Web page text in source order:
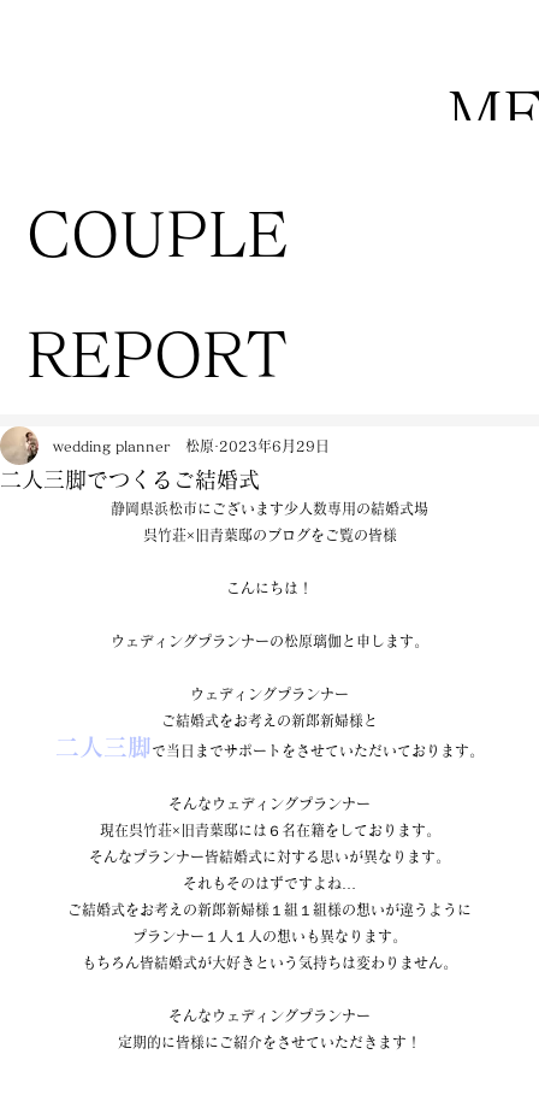
COUPLE
REPORT
二人三脚でつくるご結婚式
wedding planner 松原 2023年6月29日
静岡県浜松市にございます少人数専用の結婚式場
呉竹荘×旧青葉邸のブログをご覧の皆様
こんにちは！
ウェディングプランナーの松原璃伽と申します。
ウェディングプランナー
ご結婚式をお考えの新郎新婦様と
二人三脚で当日までサポートをさせていただいております。
そんなウェディングプランナー
現在呉竹荘×旧青葉邸には６名在籍をしております。
そんなプランナー皆結婚式に対する思いが異なります。
それもそのはずですよね…
ご結婚式をお考えの新郎新婦様１組１組様の想いが違うように
プランナー１人１人の想いも異なります。
もちろん皆結婚式が大好きという気持ちは変わりません。
そんなウェディングプランナー
定期的に皆様にご紹介をさせていただきます！